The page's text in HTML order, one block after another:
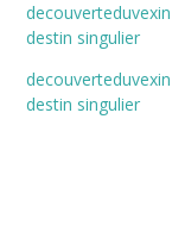
decouverteduvexin
destin singulier
decouverteduvexin
destin singulier